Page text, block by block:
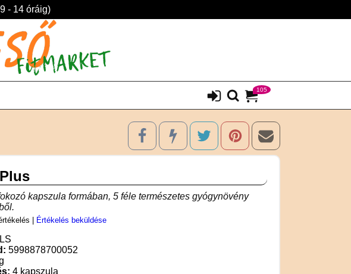
- 14 óráig)
105
kapszula formában, 5 féle természetes gyógynövény
Értékelés beküldése
5998878700052
4 kapszula